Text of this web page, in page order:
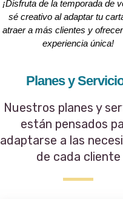
¡Disfruta de la temporada de
sé creativo al adaptar tu
atraer a más clientes y
experiencia única!
Planes y
Nuestros planes y
están pensados
adaptarse a las
de cada cliente